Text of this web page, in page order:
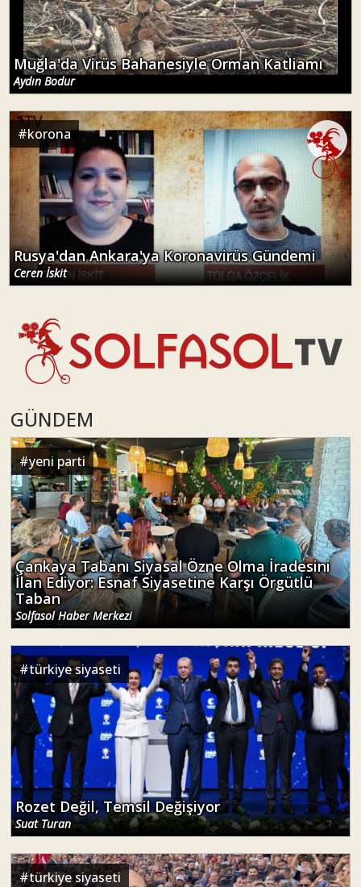
Muğla'da Virüs Bahanesiyle Orman Katliamı
Aydın Bodur
#korona
Rusya'dan Ankara'ya Koronavirüs Gündemi
Ceren İskit
GÜNDEM
#yeni parti
Çankaya Tabanı Siyasal Özne Olma İradesini
İlan Ediyor: Esnaf Siyasetine Karşı Örgütlü
Taban
Solfasol Haber Merkezi
#türkiye siyaseti
Rozet Değil, Temsil Değişiyor
Suat Turan
#türkiye siyaseti